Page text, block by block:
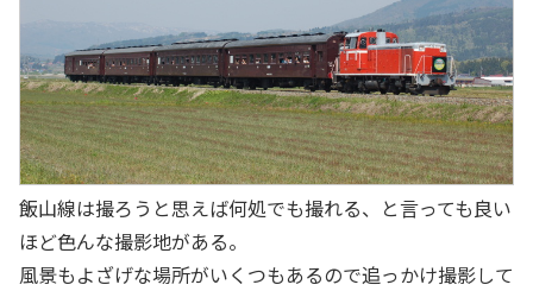
飯山線は撮ろうと思えば何処でも撮れる、と言っても良い
ほど色んな撮影地がある。
風景もよざげな場所がいくつもあるので追っかけ撮影して